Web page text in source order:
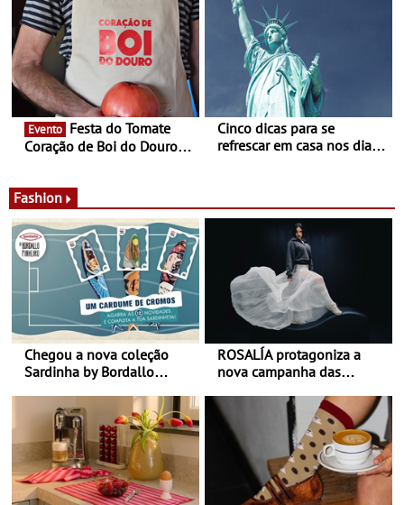
país
Experiência luminosa no
jardim do Museu de
Alberto Sampaio
Evento
Coração de Boi do Douro -
Cinco dicas para se
refrescar em casa nos dias
Fashion
Chegou a nova coleção
Sardinha by Bordallo
ROSALÍA protagoniza a
nova campanha das
Balance